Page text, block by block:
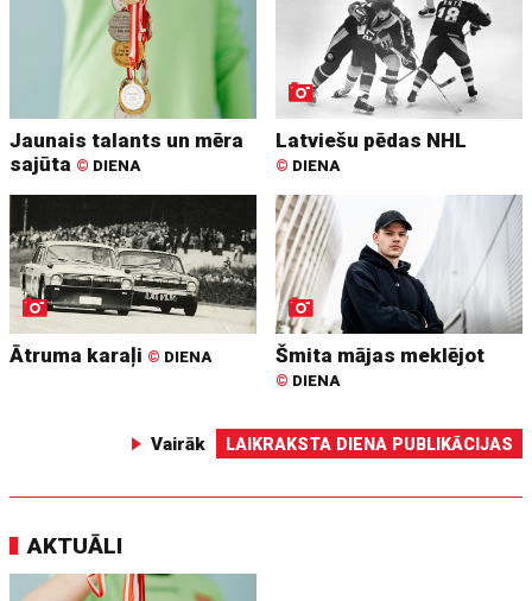
Jaunais talants un mēra
sajūta © DIENA
Latviešu pēdas NHL
© DIENA
Ātruma karaļi © DIENA Šmita mājas meklējot
© DIENA
Vairāk LAIKRAKSTA DIENA PUBLIKĀCIJAS
AKTUĀLI